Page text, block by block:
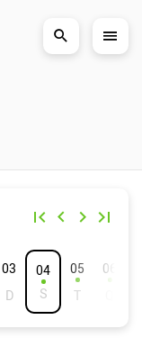
03 04 05 06